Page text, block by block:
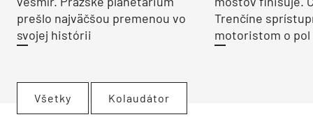
prešlo najväčšou premenou vo
svojej histórii
Trenčíne
motoristom o pol
Všetky Kolaudátor